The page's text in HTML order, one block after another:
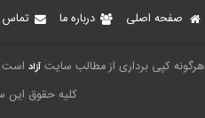
صفحه اصلی درباره ما تماس
هرگونه کپی برداری از مطالب سایت آزاد است.
کلیه حقوق این